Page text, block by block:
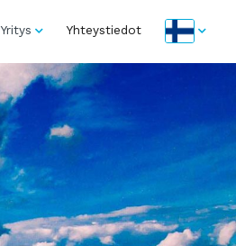
Yritys Yhteystiedot